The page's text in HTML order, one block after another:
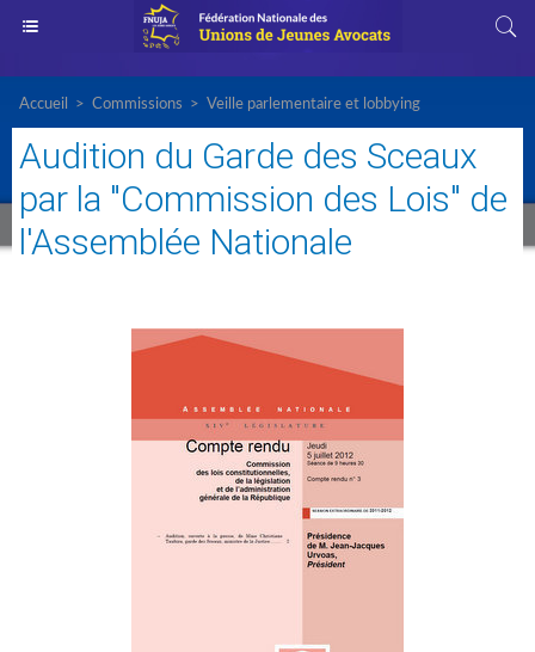
Accueil > Commissions > Veille parlementaire et lobbying
Audition du Garde des Sceaux
par la "Commission des Lois" de
l'Assemblée Nationale